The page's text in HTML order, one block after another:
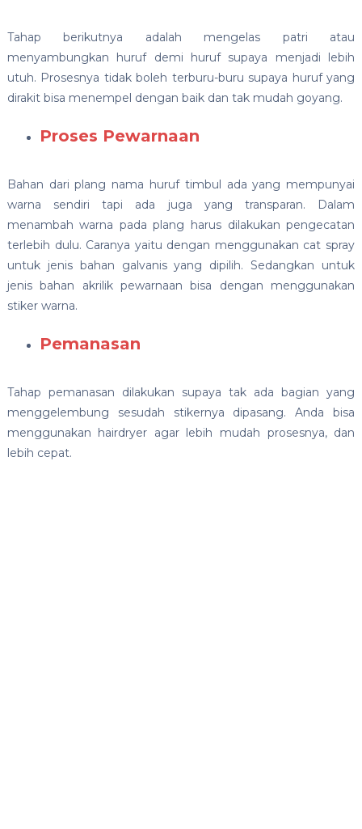
Tahap berikutnya adalah mengelas patri atau
menyambungkan huruf demi huruf supaya menjadi lebih
utuh. Prosesnya tidak boleh terburu-buru supaya huruf yang
dirakit bisa menempel dengan baik dan tak mudah goyang.
Proses Pewarnaan
Bahan dari plang nama huruf timbul ada yang mempunyai
warna sendiri tapi ada juga yang transparan. Dalam
menambah warna pada plang harus dilakukan pengecatan
terlebih dulu. Caranya yaitu dengan menggunakan cat spray
untuk jenis bahan galvanis yang dipilih. Sedangkan untuk
jenis bahan akrilik pewarnaan bisa dengan menggunakan
stiker warna.
Pemanasan
Tahap pemanasan dilakukan supaya tak ada bagian yang
menggelembung sesudah stikernya dipasang. Anda bisa
menggunakan hairdryer agar lebih mudah prosesnya, dan
lebih cepat.